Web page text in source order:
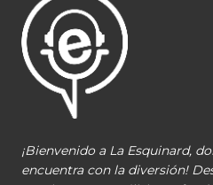
¡Bienvenido a La Esquinard,
encuentra con la diversión!